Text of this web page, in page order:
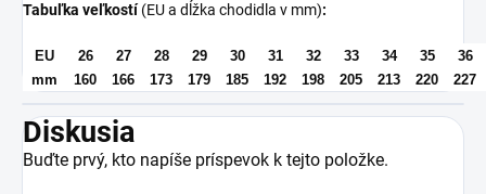
Tabuľka veľkostí(EU a dĺžka chodidla v mm):
EU 26 27 28 29 30 31 32 33 34 35
36
mm
160 166 173 179 185 192 198 205 213 220 227
Diskusia
Buďte prvý, kto napíše príspevok k tejto položke.